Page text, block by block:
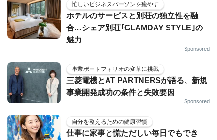
忙しいビジネスパーソンを癒やす
ホテルのサービスと別荘の独立性を融
合…シェア別荘｢GLAMDAY STYLE｣の
魅力
Sponsored
事業ポートフォリオの変革に挑戦
三菱電機とAT PARTNERSが語る、新規
事業開発成功の条件と失敗要因
Sponsored
自分を整えるための健康習慣
仕事に家事と慌ただしい毎日でもでき